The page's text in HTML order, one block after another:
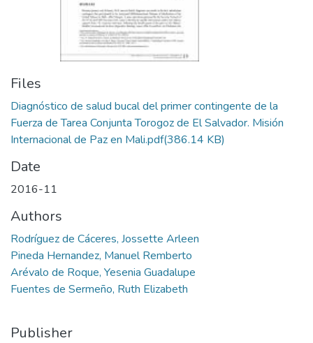
Files
Diagnóstico de salud bucal del primer contingente de la
Fuerza de Tarea Conjunta Torogoz de El Salvador. Misión
Internacional de Paz en Mali.pdf(386.14 KB)
Date
2016-11
Authors
Rodríguez de Cáceres, Jossette Arleen
Pineda Hernandez, Manuel Remberto
Arévalo de Roque, Yesenia Guadalupe
Fuentes de Sermeño, Ruth Elizabeth
Publisher